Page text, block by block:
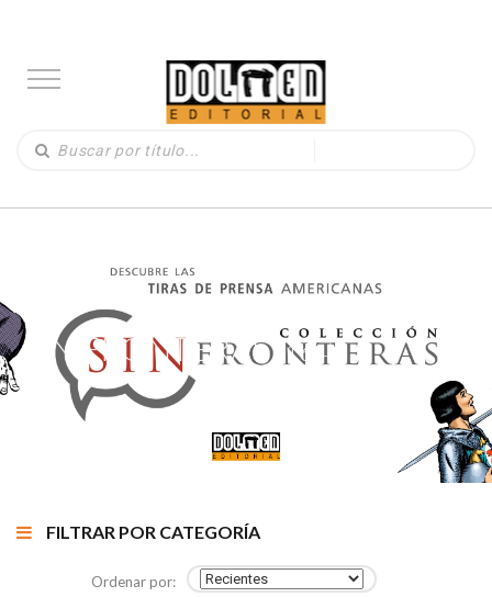
SIN FRONTERAS (164)
FILTRAR POR CATEGORÍA
Ordenar por: